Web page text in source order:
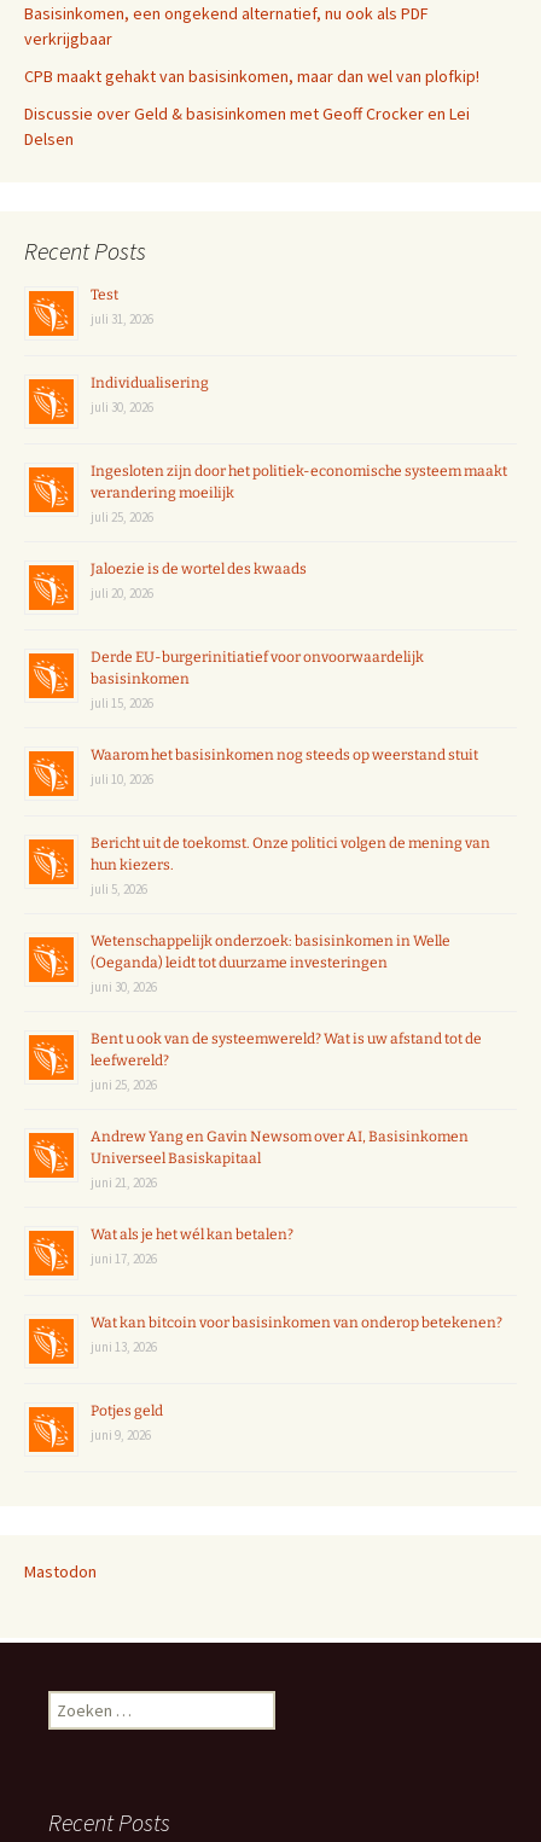
Basisinkomen, een ongekend alternatief, nu ook als PDF
verkrijgbaar
CPB maakt gehakt van basisinkomen, maar dan wel van plofkip!
Discussie over Geld & basisinkomen met Geoff Crocker en Lei
Delsen
Recent Posts
Test
juli 31, 2026
Individualisering
juli 30, 2026
Ingesloten zijn door het politiek-economische systeem maakt
verandering moeilijk
juli 25, 2026
Jaloezie is de wortel des kwaads
juli 20, 2026
Derde EU-burgerinitiatief voor onvoorwaardelijk
basisinkomen
juli 15, 2026
Waarom het basisinkomen nog steeds op weerstand stuit
juli 10, 2026
Bericht uit de toekomst. Onze politici volgen de mening van
hun kiezers.
juli 5, 2026
Wetenschappelijk onderzoek: basisinkomen in Welle
(Oeganda) leidt tot duurzame investeringen
juni 30, 2026
Bent u ook van de systeemwereld? Wat is uw afstand tot de
leefwereld?
juni 25, 2026
Andrew Yang en Gavin Newsom over AI, Basisinkomen
Universeel Basiskapitaal
juni 21, 2026
Wat als je het wél kan betalen?
juni 17, 2026
Wat kan bitcoin voor basisinkomen van onderop betekenen?
juni 13, 2026
Potjes geld
juni 9, 2026
Mastodon
Zoeken
naar:
Recent Posts